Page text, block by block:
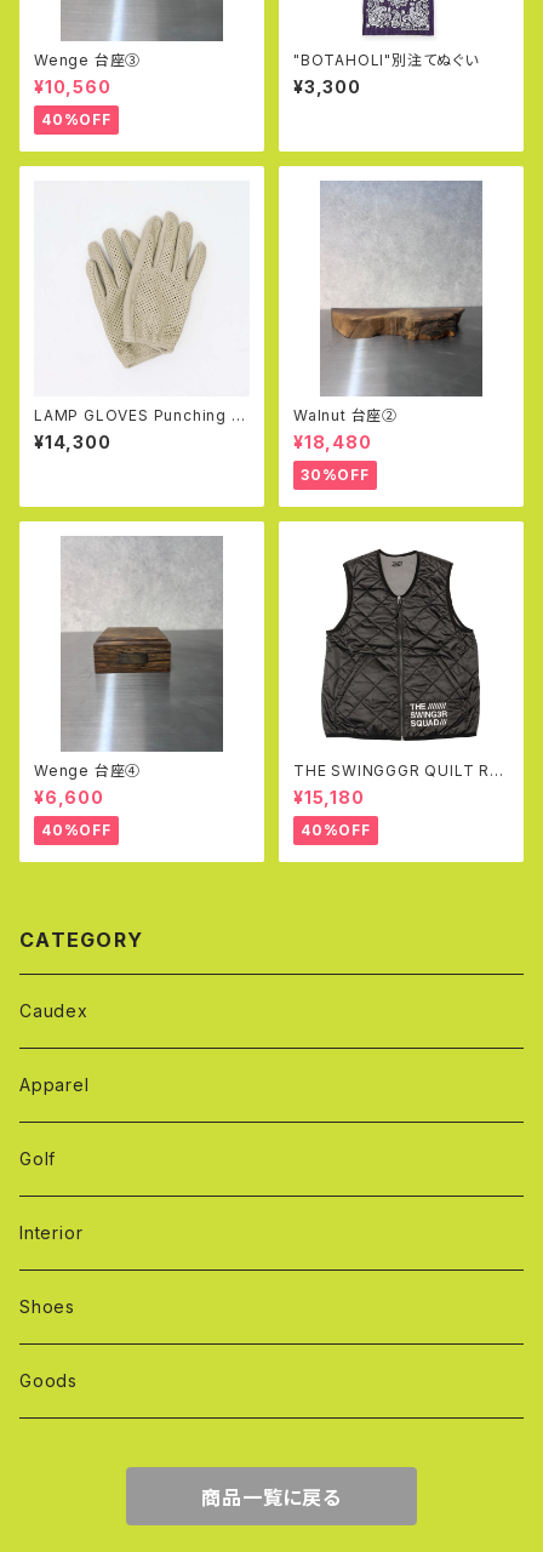
Wenge 台座③
¥10,560
40%OFF
"BOTAHOLI"別注てぬぐい
¥3,300
LAMP GLOVES Punching Gr
ove (Greige)
¥14,300
Walnut 台座②
¥18,480
30%OFF
Wenge 台座④
¥6,600
40%OFF
THE SWINGGGR QUILT RE
VERSIBLE VEST (BLACK&G
RAY)
¥15,180
40%OFF
CATEGORY
Caudex
Apparel
Golf
Interior
Shoes
Goods
商品一覧に戻る